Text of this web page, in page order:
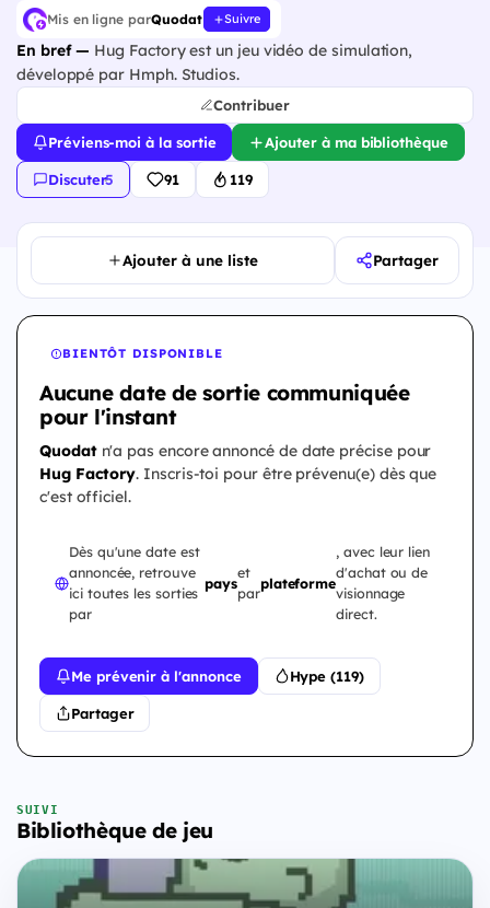
Mis en ligne parQuodat Suivre
En bref — Hug Factory est un jeu vidéo de simulation,
développé par Hmph. Studios.
Contribuer
Préviens-moi à la sortie Ajouter à ma bibliothèque
Discuter·5 91 119
Ajouter à une liste Partager
BIENTÔT DISPONIBLE
Aucune date de sortie communiquée
pour l'instant
Quodatn'a pas encore annoncé de date précise pour
Hug Factory. Inscris-toi pour être prévenu(e) dès que
c'est officiel.
Dès qu'une date est
annoncée, retrouve
ici toutes les sorties
par
pays
et
par
plateforme
, avec leur lien
d'achat ou de
visionnage
direct.
Me prévenir à l'annonce Hype (119)
Partager
SUIVI
Bibliothèque de jeu